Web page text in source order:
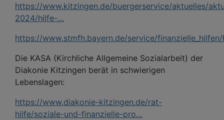
https://www.kitzingen.de/buergerservice/aktuelles/
2024/hilfe-…
https://www.stmfh.bayern.de/service/
Die KASA (Kirchliche Allgemeine Sozialarbeit) der
Diakonie Kitzingen berät in schwierigen
Lebenslagen:
https://www.diakonie-kitzingen.de/rat-
hilfe/soziale-und-finanzielle-pro…